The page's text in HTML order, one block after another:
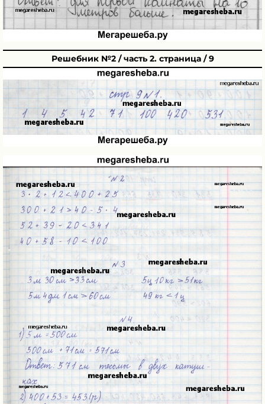
Решебник №2 / часть 2. страница / 9